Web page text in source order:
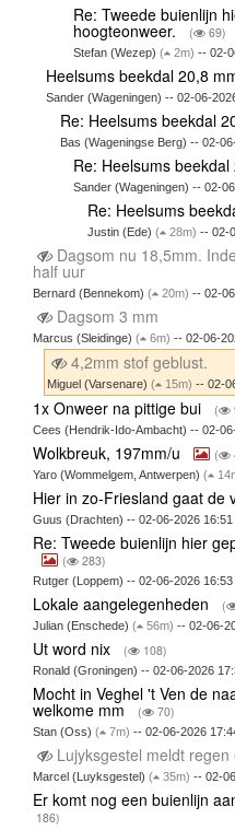
Re: Tweede buienlijn
hoogteonweer. ( 69)
Stefan (Wezep)( 2m) -- 02-
Heelsums beekdal 20,8
Sander (Wageningen) -- 02-06-
Re: Heelsums beekdal
Bas (Wageningse Berg) -- 02-
Re: Heelsums beekdal
Sander (Wageningen) -- 02-
Re: Heelsums
Justin (Ede) ( 28m) -- 02-
Dagsom nu 18,5mm.
half uur
Bernard (Bennekom) ( 20m) -- 02-
Dagsom 3 mm
Marcus (Sleidinge) ( 6m) -- 02-06-
4,2mm stof geblust.
Miguel (Varsenare)( 15m) -- 02-
1x Onweer na pittige bui (
Cees (Hendrik-Ido-Ambacht) -- 02-
Wolkbreuk, 197mm/u (
Yaro (Wommelgem, Antwerpen) (
Hier in zo-Friesland gaat de
Guus (Drachten) -- 02-06-2026 16:51
Re: Tweede buienlijn hier
( 283)
Rutger (Loppem) -- 02-06-2026 16:53
Lokale aangelegenheden (
Julian (Enschede) ( 56m) -- 02-06-
Ut word nix ( 108)
Ronald (Groningen) -- 02-06-2026
Mocht in Veghel 't Ven de
welkome mm ( 70)
Stan (Oss) ( 7m) -- 02-06-2026
Lujyksgestel meldt regen
Marcel (Luyksgestel) ( 35m) -- 02-
Er komt nog een buienlijn
186)